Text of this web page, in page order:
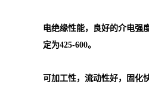
电绝缘性能，良好的介电强
定为425-600。
可加工性，流动性好，固化